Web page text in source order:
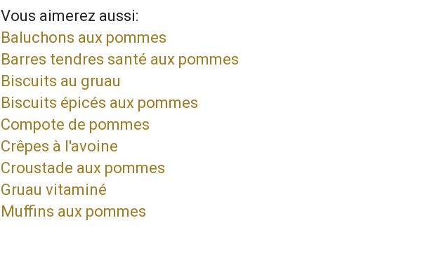
Vous aimerez aussi:
Baluchons aux pommes
Barres tendres santé aux pommes
Biscuits au gruau
Biscuits épicés aux pommes
Compote de pommes
Crêpes à l'avoine
Croustade aux pommes
Gruau vitaminé
Muffins aux pommes